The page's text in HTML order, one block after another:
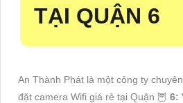
TẠI QUẬN 6
An Thành Phát là một công ty
đặt camera Wifi giá rẻ tại Quận 🦉 6: